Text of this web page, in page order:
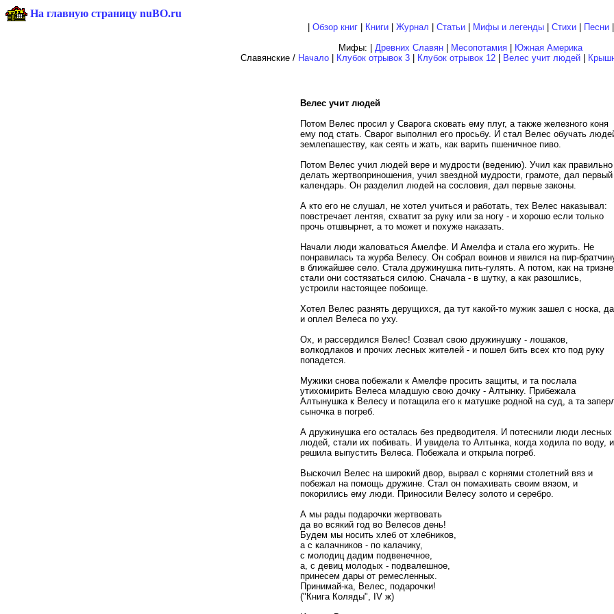
На главную страницу nuBO.ru
Обзор книг| Книги| Журнал Статьи| Мифы и легенды| Стихи| Песни|
Мифы: | Древних Славян Месопотамия
Южная Америка
Славянские / Начало Клубок отрывок 3 Клубок отрывок 12 Велес учит людей
Велес учит людей
Потом Велес просил у Сварога сковать ему плуг, а также железного коня
ему под стать. Сварог выполнил его просьбу. И стал Велес обучать
землепашеству, как сеять и жать, как варить пшеничное пиво.
Потом Велес учил людей вере и мудрости (ведению). Учил как правильно
делать жертвоприношения, учил звездной мудрости, грамоте, дал первый
календарь. Он разделил людей на сословия, дал первые законы.
А кто его не слушал, не хотел учиться и работать, тех Велес наказывал:
повстречает лентяя, схватит за руку или за ногу - и хорошо если только
прочь отшвырнет, а то может и похуже наказать.
Начали люди жаловаться Амелфе. И Амелфа и стала его журить. Не
понравилась та журба Велесу. Он собрал воинов и явился на пир-
в ближайшее село. Стала дружинушка пить-гулять. А потом, как на
стали они состязаться силою. Сначала - в шутку, а как разошлись,
устроили настоящее побоище.
Хотел Велес разнять дерущихся, да тут какой-то мужик зашел с носка, да
и оплел Велеса по уху.
Ох, и рассердился Велес! Созвал свою дружинушку - лошаков,
волкодлаков и прочих лесных жителей - и пошел бить всех кто под руку
попадется.
Мужики снова побежали к Амелфе просить защиты, и та послала
утихомирить Велеса младшую свою дочку - Алтынку. Прибежала
Алтынушка к Велесу и потащила его к матушке родной на суд, а та
сыночка в погреб.
А дружинушка его осталась без предводителя. И потеснили люди лесных
людей, стали их побивать. И увидела то Алтынка, когда ходила по воду, и
решила выпустить Велеса. Побежала и открыла погреб.
Выскочил Велес на широкий двор, вырвал с корнями столетний вяз и
побежал на помощь дружине. Стал он помахивать своим вязом, и
покорились ему люди. Приносили Велесу золото и серебро.
А мы рады подарочки жертвовать
да во всякий год во Велесов день!
Будем мы носить хлеб от хлебников,
а с калачников - по калачику,
с молодиц дадим подвенечное,
а, с девиц молодых - подвалешное,
принесем дары от ремесленных.
Принимай-ка, Велес, подарочки!
("Книга Коляды", IV ж)